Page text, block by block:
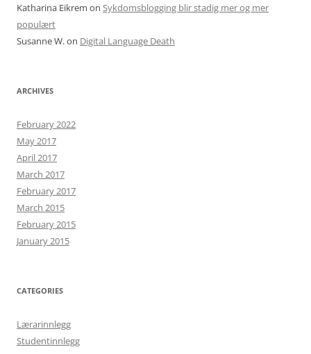
Katharina Eikrem on Sykdomsblogging blir stadig mer og mer
populært
Susanne W.on Digital Language Death
ARCHIVES
February 2022
May 2017
April 2017
March 2017
February 2017
March 2015
February 2015
January 2015
CATEGORIES
Lærarinnlegg
Studentinnlegg